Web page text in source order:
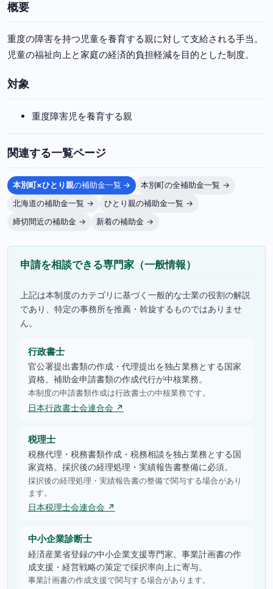
概要
重度の障害を持つ児童を養育する親に対して支給される手当。
児童の福祉向上と家庭の経済的負担軽減を目的とした制度。
対象
重度障害児を養育する親
関連する一覧ページ
本別町×ひとり親の補助金一覧 →
本別町の全補助金一覧 →
北海道の補助金一覧 →
ひとり親の補助金一覧 →
締切間近の補助金 →
新着の補助金 →
申請を相談できる専門家（一般情報）
上記は本制度のカテゴリに基づく一般的な士業の役割の解説
であり、特定の事務所を推薦・斡旋するものではありませ
ん。
行政書士
官公署提出書類の作成・代理提出を独占業務とする国家
資格。補助金申請書類の作成代行が中核業務。
本制度の申請書類作成は行政書士の中核業務です。
日本行政書士会連合会 ↗
税理士
税務代理・税務書類作成・税務相談を独占業務とする国
家資格。採択後の経理処理・実績報告書整備に必須。
採択後の経理処理・実績報告書の整備で関与する場合があり
ます。
日本税理士会連合会 ↗
中小企業診断士
経済産業省登録の中小企業支援専門家。事業計画書の作
成支援・経営戦略の策定で採択率向上に寄与。
事業計画書の作成支援で関与する場合があります。